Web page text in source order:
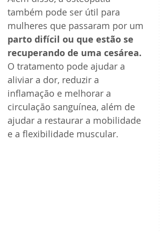
também pode ser útil para
mulheres que passaram por um
parto difícil ou que estão se
recuperando de uma cesárea.
O tratamento pode ajudar a
aliviar a dor, reduzir a
inflamação e melhorar a
circulação sanguínea, além de
ajudar a restaurar a mobilidade
e a flexibilidade muscular.